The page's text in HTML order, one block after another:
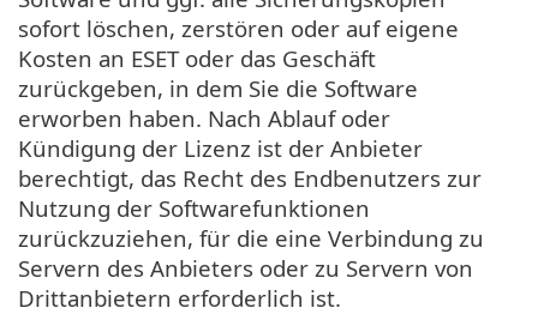
sofort löschen, zerstören oder auf eigene
Kosten an ESET oder das Geschäft
zurückgeben, in dem Sie die Software
erworben haben. Nach Ablauf oder
Kündigung der Lizenz ist der Anbieter
berechtigt, das Recht des Endbenutzers zur
Nutzung der Softwarefunktionen
zurückzuziehen, für die eine Verbindung zu
Servern des Anbieters oder zu Servern von
Drittanbietern erforderlich ist.